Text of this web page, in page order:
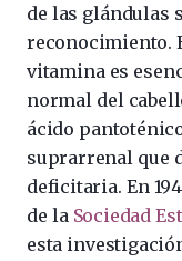
de las glándulas
reconocimiento.
vitamina es
normal del
ácido
suprarrenal que
deficitaria. En
de la Sociedad
esta